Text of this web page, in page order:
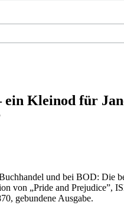
ein Kleinod für
und bei BOD: Die
von „Pride and Prejudice”,
gebundene Ausgabe.